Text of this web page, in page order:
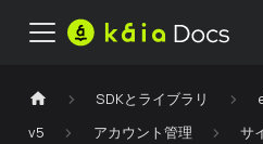
SDKとライブラリ
v5
アカウント管理
サ